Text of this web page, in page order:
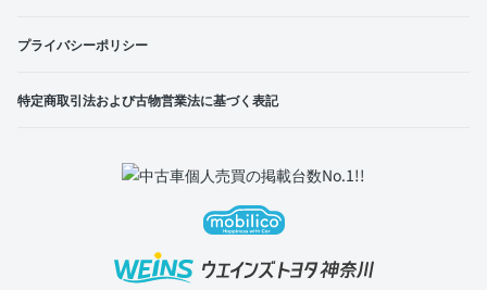
プライバシーポリシー
特定商取引法および古物営業法に基づく表記